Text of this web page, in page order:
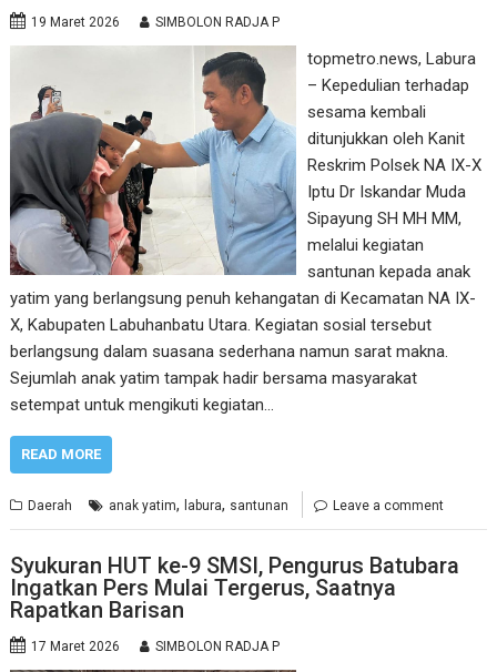
19 Maret 2026 SIMBOLON RADJA P
topmetro.news, Labura
– Kepedulian terhadap
sesama kembali
ditunjukkan oleh Kanit
Reskrim Polsek NA IX-X
Iptu Dr Iskandar Muda
Sipayung SH MH MM,
melalui kegiatan
santunan kepada anak
yatim yang berlangsung penuh kehangatan di Kecamatan NA IX-
X, Kabupaten Labuhanbatu Utara. Kegiatan sosial tersebut
berlangsung dalam suasana sederhana namun sarat makna.
Sejumlah anak yatim tampak hadir bersama masyarakat
setempat untuk mengikuti kegiatan…
READ MORE
Daerah anak yatim, labura, santunan Leave a comment
Syukuran HUT ke-9 SMSI, Pengurus Batubara
Ingatkan Pers Mulai Tergerus, Saatnya
Rapatkan Barisan
17 Maret 2026 SIMBOLON RADJA P